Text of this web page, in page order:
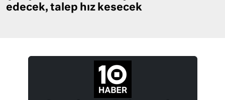
edecek, talep hız kesecek